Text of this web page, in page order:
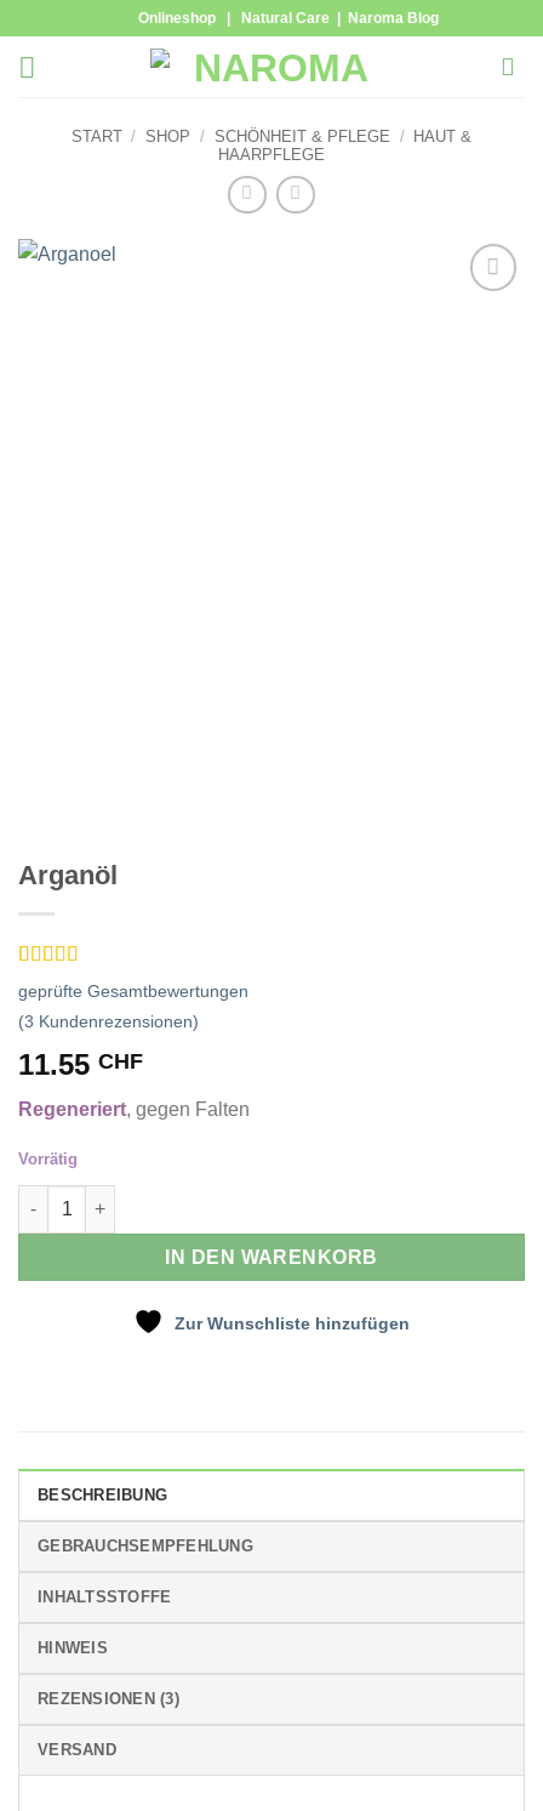
springen
Onlineshop| Natural Care | Naroma Blog
START / SHOP / SCHÖNHEIT & PFLEGE /
HAUT &
HAARPFLEGE
Arganöl
Bewertet
mit5von 5,
basierend
Kundenbewertungen
geprüfte Gesamtbewertungen
(3 Kundenrezensionen)
11.55 CHF
Regeneriert, gegen Falten
Vorrätig
Arganöl Menge
IN DEN WARENKORB
Zur Wunschliste hinzufügen
BESCHREIBUNG
GEBRAUCHSEMPFEHLUNG
INHALTSSTOFFE
HINWEIS
REZENSIONEN (3)
VERSAND